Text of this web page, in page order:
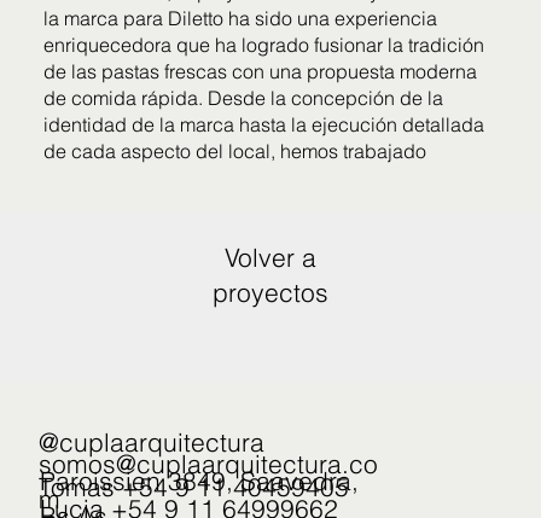
la marca para Diletto ha sido una experiencia
enriquecedora que ha logrado fusionar la tradición
de las pastas frescas con una propuesta moderna
de comida rápida. Desde la concepción de la
identidad de la marca hasta la ejecución detallada
de cada aspecto del local, hemos trabajado
Volver a
proyectos
@cuplaarquitectura
somos@cuplaarquitectura.co
m
Tomas +54 9 11 40459405
Lucia +54 9 11 64999662
Paroissien 3849, Saavedra,